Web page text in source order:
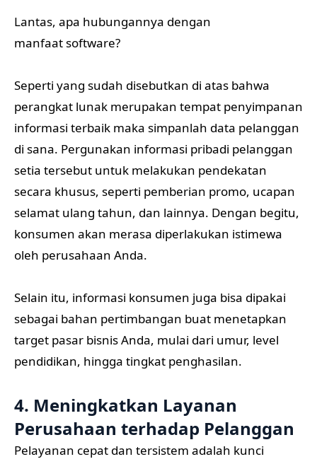
Lantas, apa hubungannya dengan
manfaat software?
Seperti yang sudah disebutkan di atas bahwa
perangkat lunak merupakan tempat penyimpanan
informasi terbaik maka simpanlah data pelanggan
di sana. Pergunakan informasi pribadi pelanggan
setia tersebut untuk melakukan pendekatan
secara khusus, seperti pemberian promo, ucapan
selamat ulang tahun, dan lainnya. Dengan begitu,
konsumen akan merasa diperlakukan istimewa
oleh perusahaan Anda.
Selain itu, informasi konsumen juga bisa dipakai
sebagai bahan pertimbangan buat menetapkan
target pasar bisnis Anda, mulai dari umur, level
pendidikan, hingga tingkat penghasilan.
4. Meningkatkan Layanan
Perusahaan terhadap Pelanggan
Pelayanan cepat dan tersistem adalah kunci